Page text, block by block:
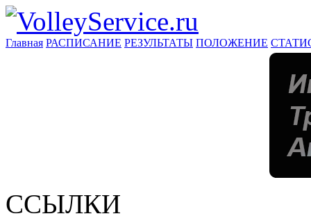
Главная РАСПИСАНИЕ РЕЗУЛЬТАТЫ ПОЛОЖЕНИЕ
ССЫЛКИ